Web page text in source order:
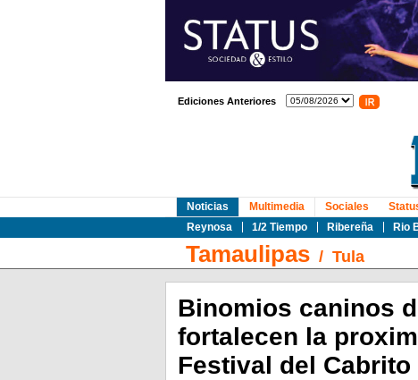
Ediciones Anteriores
Noticias
Reynosa
1/2 Tiempo Ribereña Rio
Multimedia Sociales
Tamaulipas/ Tula
Binomios caninos
fortalecen la
Festival del Cabrito